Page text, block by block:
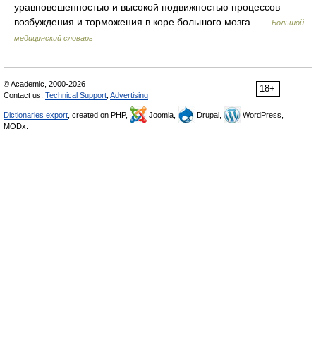
уравновешенностью и высокой подвижностью процессов
возбуждения и торможения в коре большого мозга …
Большой
медицинский словарь
18+
© Academic, 2000-2026
Contact us: Technical Support Advertising
Dictionaries export , created on PHP, Joomla, Drupal,
WordPress,
MODx.